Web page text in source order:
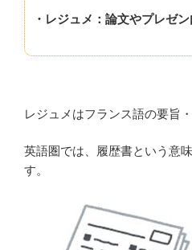
・レジュメ：論文やプレゼ
レジュメはフランス語の要旨
英語圏では、履歴書という意
す。